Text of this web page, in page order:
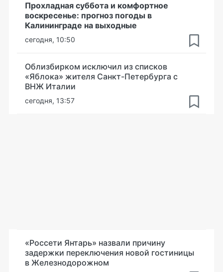
Прохладная суббота и комфортное
воскресенье: прогноз погоды в
Калининграде на выходные
сегодня, 10:50
Облизбирком исключил из списков
«Яблока» жителя Санкт-Петербурга с
ВНЖ Италии
сегодня, 13:57
«Россети Янтарь» назвали причину
задержки переключения новой гостиницы
в Железнодорожном